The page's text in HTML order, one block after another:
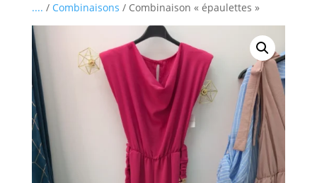
.... / Combinaisons / Combinaison « épaulettes »